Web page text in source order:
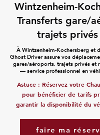
Wintzenheim-
Transferts gare/
trajets
À Wintzenheim-Kochersberg et
Ghost Driver assure vos
gares/aéroports, trajets privés et
— service professionnel en
Astuce : Réservez votre
pour bénéficier de tarifs
garantir la disponibilité du
faire ma